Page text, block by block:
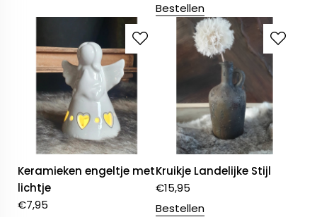
Bestellen
Keramieken engeltje met
lichtje
€7,95
Kruikje Landelijke Stijl
€15,95
Bestellen